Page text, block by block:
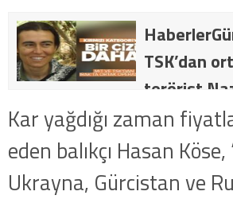
TSK’dan
terörist
dakika:
getirildi .
Kar yağdığı zaman
eden balıkçı Hasan
Ukrayna, Gürcistan ve